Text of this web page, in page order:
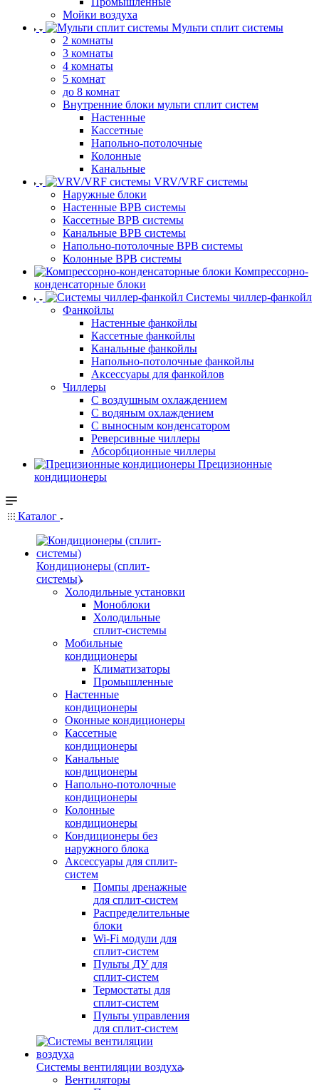
Мойки воздуха
Мульти сплит системы
2 комнаты
3 комнаты
4 комнаты
5 комнат
до 8 комнат
Внутренние блоки мульти сплит систем
Настенные
Кассетные
Напольно-потолочные
Колонные
Канальные
VRV/VRF системы
Наружные блоки
Настенные ВРВ системы
Кассетные ВРВ системы
Канальные ВРВ системы
Напольно-потолочные ВРВ системы
Колонные ВРВ системы
Компрессорно-
конденсаторные блоки
Системы чиллер-фанкойл
Фанкойлы
Настенные фанкойлы
Кассетные фанкойлы
Канальные фанкойлы
Напольно-потолочные фанкойлы
Аксессуары для фанкойлов
Чиллеры
С воздушным охлаждением
С водяным охлаждением
С выносным конденсатором
Реверсивные чиллеры
Абсорбционные чиллеры
Прецизионные
кондиционеры
Каталог
Кондиционеры (сплит-
системы)
Холодильные установки
Моноблоки
Холодильные
сплит-системы
Мобильные
кондиционеры
Климатизаторы
Промышленные
Настенные
кондиционеры
Оконные кондиционеры
Кассетные
кондиционеры
Канальные
кондиционеры
Напольно-потолочные
кондиционеры
Колонные
кондиционеры
Кондиционеры без
наружного блока
Аксессуары для сплит-
систем
Помпы дренажные
для сплит-систем
Распределительные
блоки
Wi-Fi модули для
сплит-систем
Пульты ДУ для
сплит-систем
Термостаты для
сплит-систем
Пульты управления
для сплит-систем
Системы вентиляции воздуха
Вентиляторы